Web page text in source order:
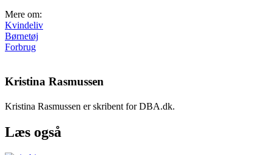
Mere om:
Kvindeliv
Børnetøj
Forbrug
Kristina Rasmussen
Kristina Rasmussen er skribent for DBA.dk.
Læs også